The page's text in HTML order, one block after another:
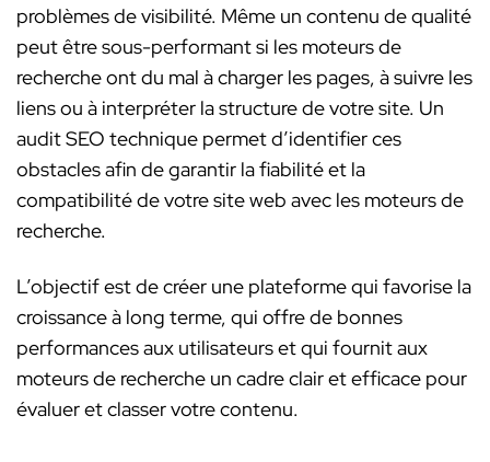
problèmes de visibilité. Même un contenu de qualité
peut être sous-performant si les moteurs de
recherche ont du mal à charger les pages, à suivre les
liens ou à interpréter la structure de votre site. Un
audit SEO technique permet d’identifier ces
obstacles afin de garantir la fiabilité et la
compatibilité de votre site web avec les moteurs de
recherche.
L’objectif est de créer une plateforme qui favorise la
croissance à long terme, qui offre de bonnes
performances aux utilisateurs et qui fournit aux
moteurs de recherche un cadre clair et efficace pour
évaluer et classer votre contenu.